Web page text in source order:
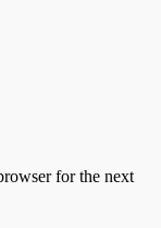
for the next